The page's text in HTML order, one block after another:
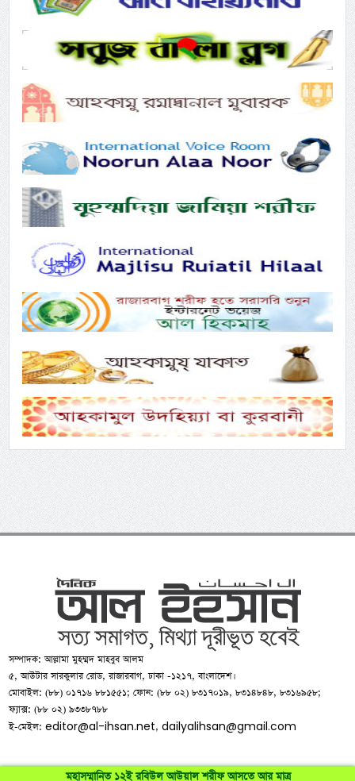
মহাসম্মানিত ১২ই রবিউল আউয়াল শরীফ আসতে আর মাত্র
সম্পাদক: আল্লামা মুহম্মদ মাহবুব আলম
৫, আউটার সারকুলার রোড, রাজারবাগ, ঢাকা -১২১৭, বাংলাদেশ।
মোবাইল: (৮৮) ০১৭১৬ ৮৮১৫৫১; ফোন: (৮৮ ০২) ৮৩১৭০১৯, ৮৩১৪৮৪৮, ৮৩১৬৯৫৮;
ফ্যাক্স: (৮৮ ০২) ৯৩৩৮৭৮৮
ই-মেইল:editor@al-ihsan.net,dailyalihsan@gmail.com